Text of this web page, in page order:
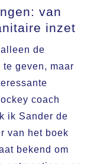
van
inzet
de
geven, maar
coach
ik Sander de
van het boek
bekend om